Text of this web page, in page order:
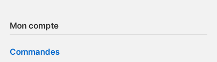
Mon compte
Commandes